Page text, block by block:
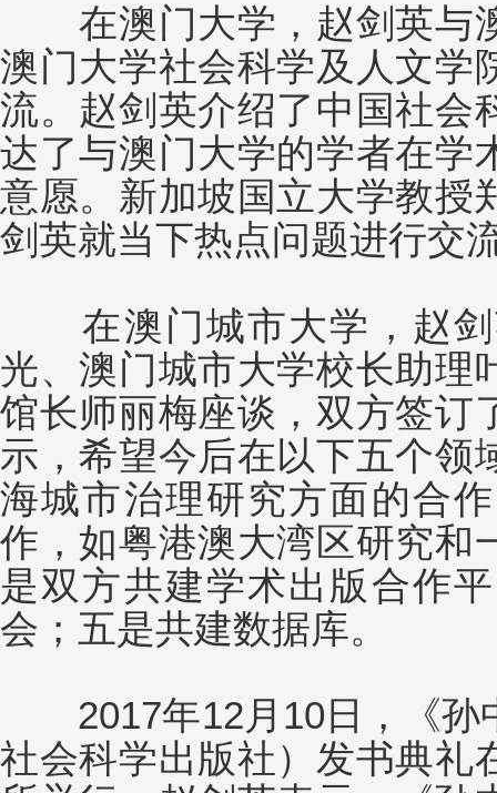
在澳门大学，赵剑英与
澳门大学社会科学及人文学
流。赵剑英介绍了中国社会
达了与澳门大学的学者在学
意愿。新加坡国立大学教授
剑英就当下热点问题进行交
在澳门城市大学，赵剑
光、澳门城市大学校长助理
馆长师丽梅座谈，双方签订
示，希望今后在以下五个领
海城市治理研究方面的合
作，如粤港澳大湾区研究和
是双方共建学术出版合作
会；五是共建数据库。
2017年12月10日，《孙
社会科学出版社）发书典礼